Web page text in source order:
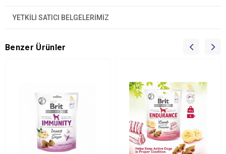
YETKİLİ SATICI BELGELERİMİZ
Benzer Ürünler